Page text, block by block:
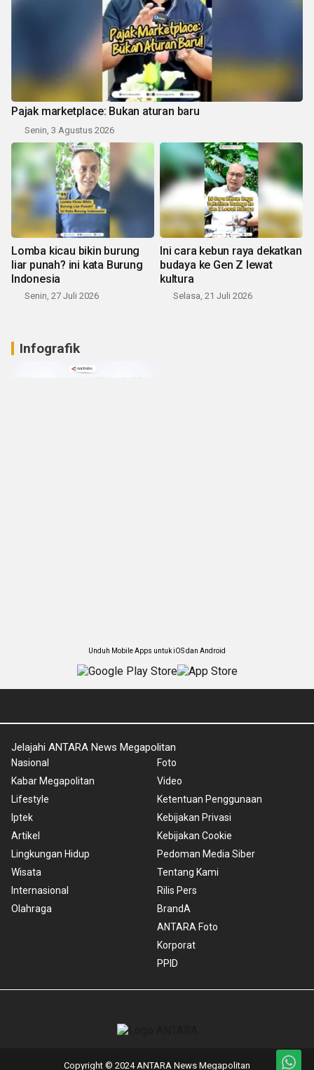
Pajak marketplace: Bukan aturan baru
Senin, 3 Agustus 2026
Lomba kicau bikin burung
liar punah? ini kata Burung
Indonesia
Senin, 27 Juli 2026
Ini cara kebun raya dekatkan
budaya ke Gen Z lewat
kultura
Selasa, 21 Juli 2026
Infografik
Unduh Mobile Apps untuk iOS dan Android
Jelajahi ANTARA News Megapolitan
Nasional
Kabar Megapolitan
Lifestyle
Iptek
Artikel
Lingkungan Hidup
Wisata
Internasional
Olahraga
Foto
Video
Ketentuan Penggunaan
Kebijakan Privasi
Kebijakan Cookie
Pedoman Media Siber
Tentang Kami
Rilis Pers
BrandA
ANTARA Foto
Korporat
PPID
Copyright © 2024 ANTARA News Megapolitan